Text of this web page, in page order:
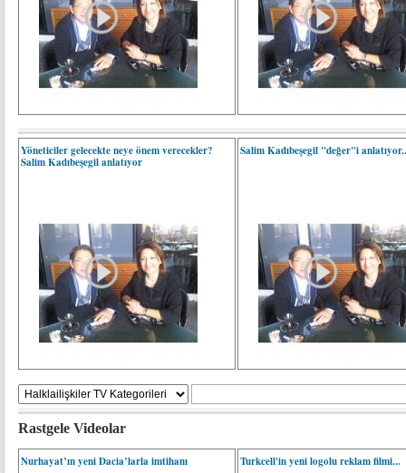
Yöneticiler gelecekte neye önem verecekler?
Salim Kadıbeşegil anlatıyor
Salim Kadıbeşegil "değer"i
Rastgele Videolar
Nurhayat’ın yeni Dacia’larla imtihanı Turkcell'in yeni logolu reklam filmi...